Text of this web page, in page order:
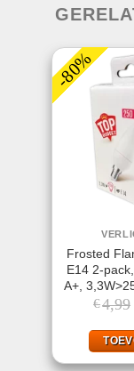
-80%
Frosted
E14 2-
A+,
€4,99